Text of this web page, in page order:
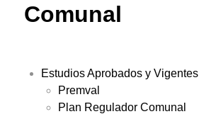
Comunal
Estudios Aprobados y Vigentes
Premval
Plan Regulador Comunal